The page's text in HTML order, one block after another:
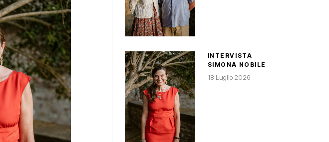
INTERVISTA
SIMONA NOBILE
18 Luglio 2026